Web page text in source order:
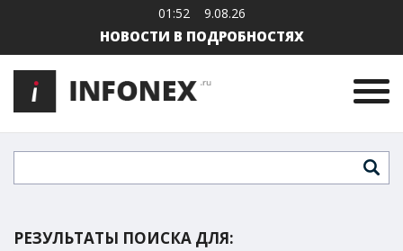
01:52 9.08.26
НОВОСТИ В ПОДРОБНОСТЯХ
РЕЗУЛЬТАТЫ ПОИСКА ДЛЯ: